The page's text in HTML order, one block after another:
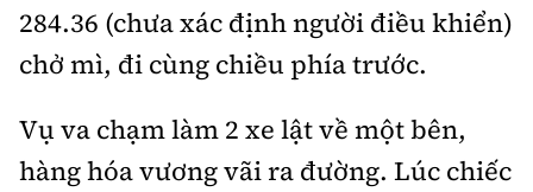
Tòa soạn: Số 2 Nguyễn Công Hoan, phường Giảng Võ,
Hà Nội.
Phó Tổng biên tập:Nguyễn Sơn Tùng,
Nguyễn Đức Thắng, La Đức Hùng
284.36 (chưa xác định người điều khiển)
chở mì, đi cùng chiều phía trước.
Vụ va chạm làm 2 xe lật về một bên,
hàng hóa vương vãi ra đường. Lúc chiếc